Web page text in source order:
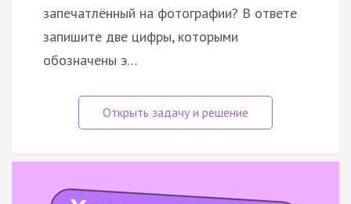
запечатлённый на фотографии? В ответе
запишите две цифры, которыми
обозначены э…